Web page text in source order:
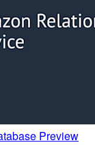
Preview